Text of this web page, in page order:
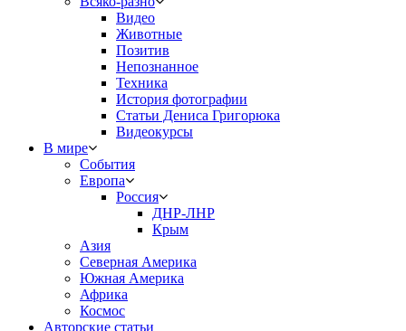
Видео
Животные
Позитив
Непознанное
Техника
История фотографии
Статьи Дениса Григорюка
Видеокурсы
В мире
События
Европа
Россия
ДНР-ЛНР
Крым
Азия
Северная Америка
Южная Америка
Африка
Космос
Авторские статьи